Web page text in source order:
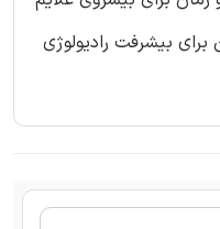
بیشرفت رادیولوژی